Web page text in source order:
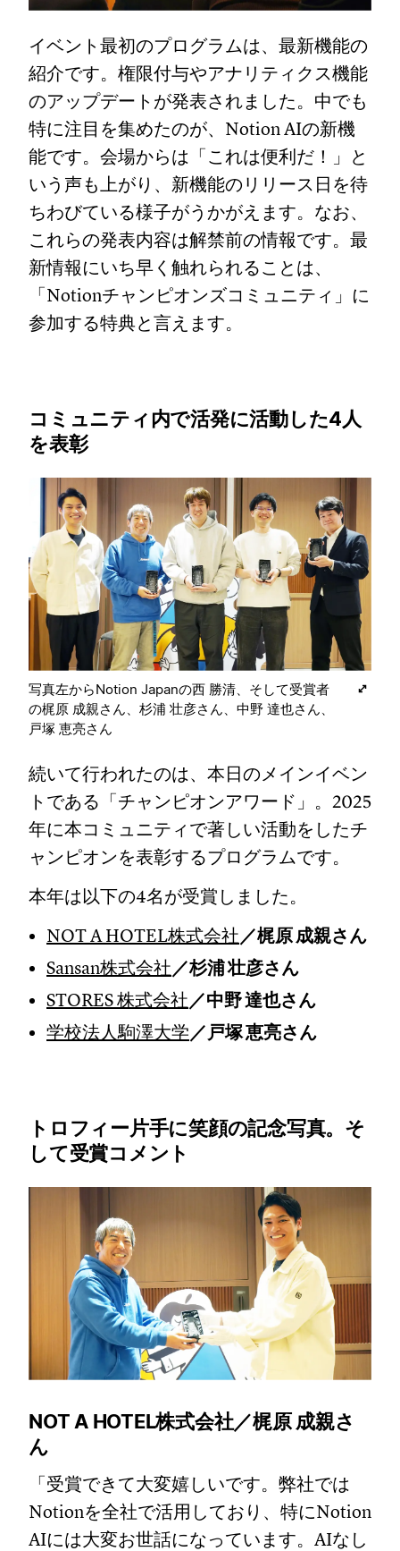
イベント最初のプログラムは、最新機能の
紹介です。権限付与やアナリティクス機能
のアップデートが発表されました。中でも
特に注目を集めたのが、Notion AIの新機
能です。会場からは「これは便利だ！」と
いう声も上がり、新機能のリリース日を待
ちわびている様子がうかがえます。なお、
これらの発表内容は解禁前の情報です。最
新情報にいち早く触れられることは、
「Notionチャンピオンズコミュニティ」に
参加する特典と言えます。
コミュニティ内で活発に活動した4人
を表彰
写真左からNotion Japanの西 勝清、そして受賞者
の梶原 成親さん、杉浦 壮彦さん、中野 達也さん、
戸塚 恵亮さん
続いて行われたのは、本日のメインイベン
トである「チャンピオンアワード」。2025
年に本コミュニティで著しい活動をしたチ
ャンピオンを表彰するプログラムです。
本年は以下の4名が受賞しました。
NOT A HOTEL株式会社／梶原 成親さん
Sansan株式会社／杉浦 壮彦さん
STORES 株式会社／中野 達也さん
学校法人駒澤大学／戸塚 恵亮さん
トロフィー片手に笑顔の記念写真。そ
して受賞コメント
NOT A HOTEL株式会社／梶原 成親さ
ん
「受賞できて大変嬉しいです。弊社では
Notionを全社で活用しており、特にNotion
AIには大変お世話になっています。AIなし